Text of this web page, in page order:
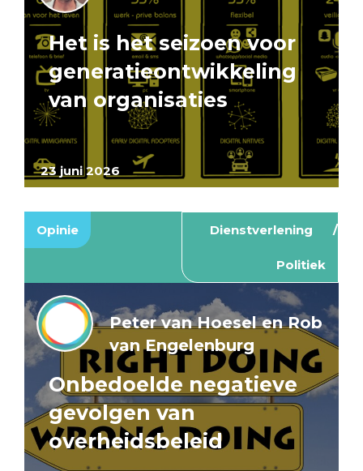
23 juni 2026
Het is het seizoen voor
generatieontwikkeling
van organisaties
Opinie Dienstverlening
Politiek
Peter van Hoesel en Rob
van Engelenburg
Onbedoelde negatieve
gevolgen van
overheidsbeleid